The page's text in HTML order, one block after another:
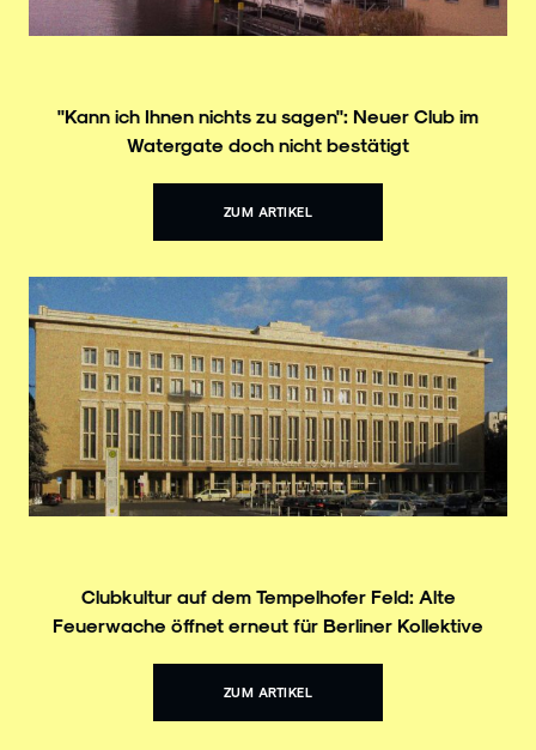
"Kann ich Ihnen nichts zu sagen": Neuer Club im
Watergate doch nicht bestätigt
ZUM ARTIKEL
Clubkultur auf dem Tempelhofer Feld: Alte
Feuerwache öffnet erneut für Berliner Kollektive
ZUM ARTIKEL